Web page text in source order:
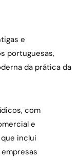
e
portuguesas,
da prática da
com
e
inclui